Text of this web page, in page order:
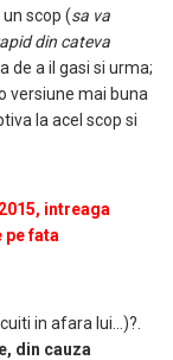
scop (sa va
din cateva
de a il gasi si urma;
versiune mai buna
la acel scop si
2015, intreaga
pe fata
in afara lui…)?.
din cauza